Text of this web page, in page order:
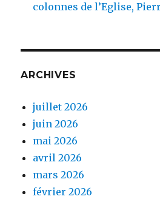
colonnes de l’Eglise,
ARCHIVES
juillet 2026
juin 2026
mai 2026
avril 2026
mars 2026
février 2026